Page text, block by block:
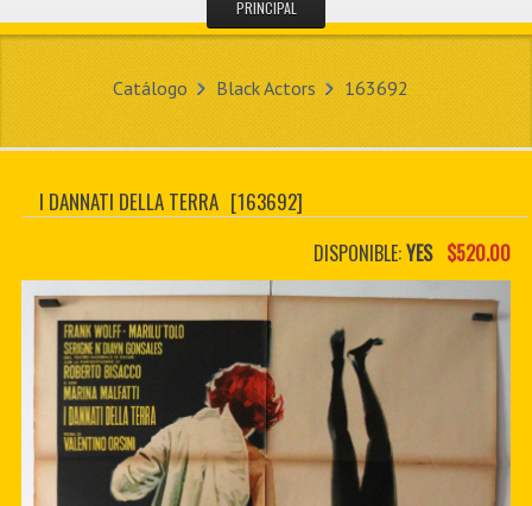
PRINCIPAL
MIS DATOS
CONTACTO
CUSTOM PDF
Catálogo Black Actors 163692
I DANNATI DELLA TERRA [163692]
DISPONIBLE:YES $520.00